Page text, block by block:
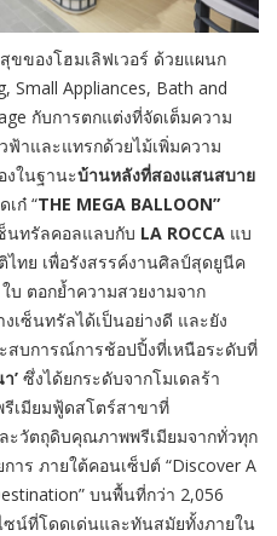
ขของโฮมเลิฟเวอร์ ด้วยแผนก
Small Appliances, Bath and
กับการตกแต่งที่จัดเต็มความ
าและแทรกด้วยไม้เพิ่มความ
งในฐานะบ้านหลังที่สองแสนสบาย
ก๋ “THE MEGA BALLOON”
นทรัลคอลแลบกับ LA ROCCA แบ
ทย เพื่อรังสรรค์งานศิลป์สุดยูนีค
บ ตอกย้ำความสวยงามจาก
เซ็นทรัลได้เป็นอย่างดี และยัง
สบการณ์การช้อปปิ้งที่เหนือระดับที่
’ ซึ่งได้ยกระดับจากโมเดลร้า
เมียมฟู้ดสโตร์สาขาที่
ะวัตถุดิบคุณภาพพรีเมียมจากทั่วทุก
าร ภายใต้คอนเซ็ปต์ “Discover A
บนพื้นที่กว่า 2,056
ซน์ที่โดดเด่นและทันสมัยทั้งภายใน